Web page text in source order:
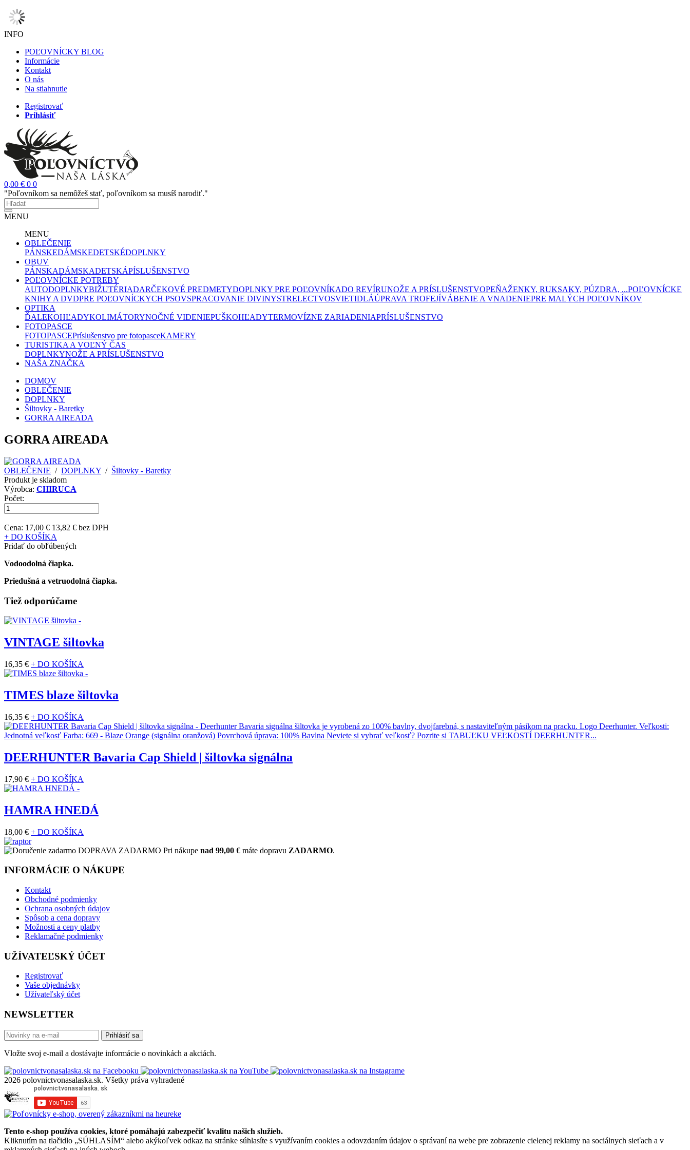
INFO
POĽOVNÍCKY BLOG
Informácie
Kontakt
O nás
Na stiahnutie
Registrovať
Prihlásiť
0,00 € 0 0
"Poľovníkom sa nemôžeš stať, poľovníkom sa musíš narodiť."
MENU
MENU
OBLEČENIE
PÁNSKEDÁMSKEDETSKÉDOPLNKY
OBUV
PÁNSKADÁMSKADETSKÁPÍSLUŠENSTVO
POĽOVNÍCKE POTREBY
AUTODOPLNKYBIŽUTÉRIADARČEKOVÉ PREDMETYDOPLNKY PRE POĽOVNÍKADO REVÍRUNOŽE A PRÍSLUŠENSTVOPEŇAŽENKY, RUKSAKY, PÚZDRA, ...POĽOVNÍCKE
KNIHY A DVDPRE POĽOVNÍCKYCH PSOVSPRACOVANIE DIVINYSTRELECTVOSVIETIDLÁÚPRAVA TROFEJÍVÁBENIE A VNADENIEPRE MALÝCH POĽOVNÍKOV
OPTIKA
ĎALEKOHĽADYKOLIMÁTORYNOČNÉ VIDENIEPUŠKOHĽADYTERMOVÍZNE ZARIADENIAPRÍSLUŠENSTVO
FOTOPASCE
FOTOPASCEPríslušenstvo pre fotopasceKAMERY
TURISTIKA A VOĽNÝ ČAS
DOPLNKYNOŽE A PRÍSLUŠENSTVO
NAŠA ZNAČKA
DOMOV
OBLEČENIE
DOPLNKY
Šiltovky - Baretky
GORRA AIREADA
GORRA AIREADA
OBLEČENIE / DOPLNKY / Šiltovky - Baretky
Produkt je skladom
Výrobca: CHIRUCA
Počet:
Cena: 17,00 € 13,82 € bez DPH
+ DO KOŠÍKA
Pridať do obľúbených
Vodoodolná čiapka.
Priedušná a vetruodolná čiapka.
Tiež odporúčame
VINTAGE šiltovka
16,35 € + DO KOŠÍKA
TIMES blaze šiltovka
16,35 € + DO KOŠÍKA
DEERHUNTER Bavaria Cap Shield | šiltovka signálna
17,90 € + DO KOŠÍKA
HAMRA HNEDÁ
18,00 € + DO KOŠÍKA
DOPRAVA ZADARMO Pri nákupe nad 99,00 € máte dopravu ZADARMO.
INFORMÁCIE O NÁKUPE
Kontakt
Obchodné podmienky
Ochrana osobných údajov
Spôsob a cena dopravy
Možnosti a ceny platby
Reklamačné podmienky
UŽÍVATEĽSKÝ ÚČET
Registrovať
Vaše objednávky
Užívateľský účet
NEWSLETTER
Prihlásiť sa
Vložte svoj e-mail a dostávajte informácie o novinkách a akciách.
2026 polovnictvonasalaska.sk. Všetky práva vyhradené
Tento e-shop používa cookies, ktoré pomáhajú zabezpečiť kvalitu našich služieb.
Kliknutím na tlačidlo „SÚHLASÍM“ alebo akýkoľvek odkaz na stránke súhlasíte s využívaním cookies a odovzdaním údajov o správaní na webe pre zobrazenie cielenej reklamy na sociálnych sieťach a v